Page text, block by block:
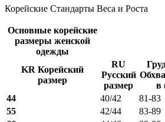
Корейские Стандарты Веса и Роста
Основные корейские
размеры женской
одежды
KR Корейский
размер
RU
Русский
размер
в
44
40/42 81-83
55
42/44 83-89